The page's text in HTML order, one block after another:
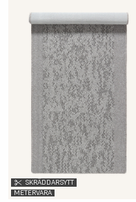
SKRÄDDARSYTT
METERVARA